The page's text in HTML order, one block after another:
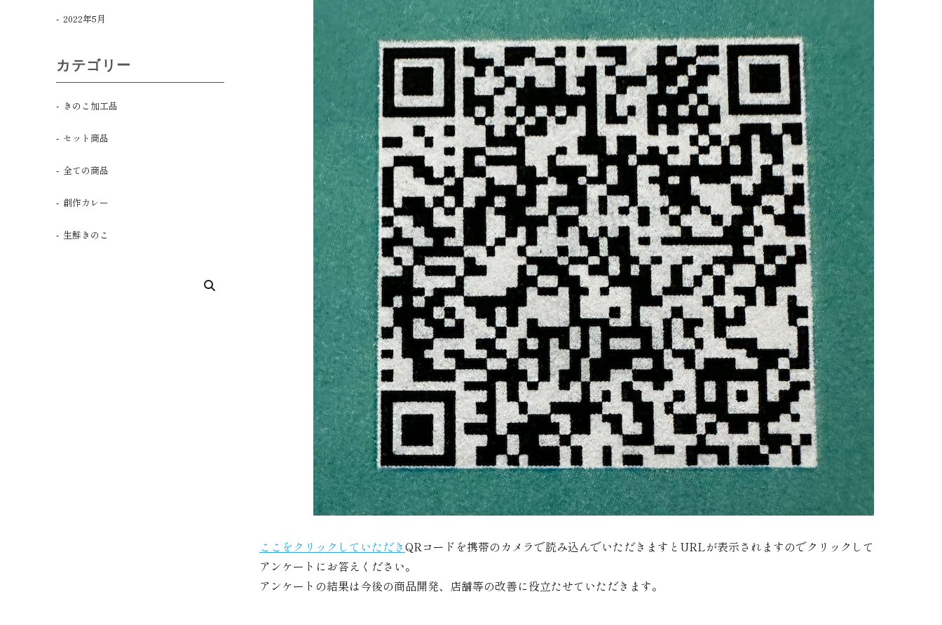
ここをクリックしていただきQRコードを携帯のカメラで読み込んでいただきますとURLが表示されますのでクリックして
アンケートにお答えください。
アンケートの結果は今後の商品開発、店舗等の改善に役立たせていただきます。
2022年5月
カテゴリー
きのこ加工品
セット商品
全ての商品
創作カレー
生鮮きのこ